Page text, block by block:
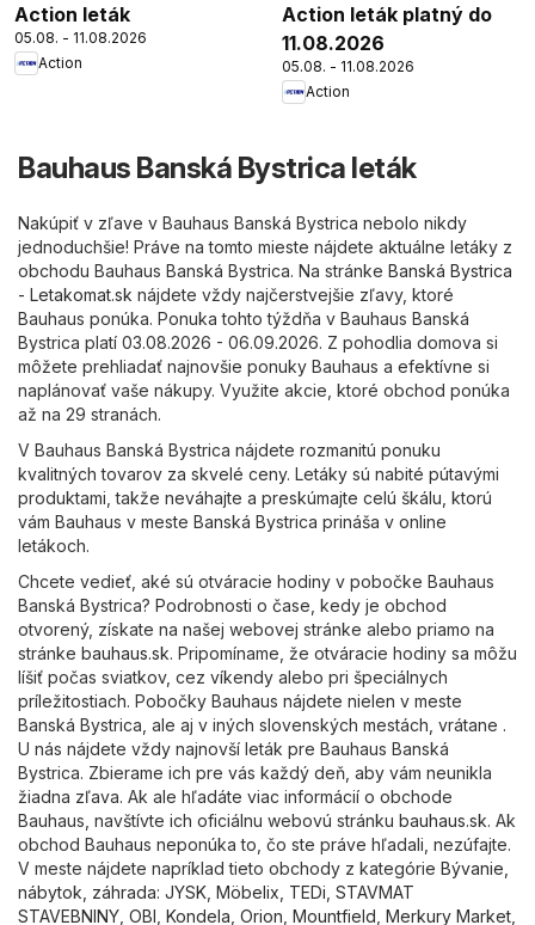
Action leták
05.08. - 11.08.2026
Action
Action leták platný do
11.08.2026
05.08. - 11.08.2026
Action
Bauhaus Banská Bystrica leták
Nakúpiť v zľave v Bauhaus Banská Bystrica nebolo nikdy
jednoduchšie! Práve na tomto mieste nájdete aktuálne letáky z
obchodu Bauhaus Banská Bystrica. Na stránke Banská Bystrica
- Letakomat.sk nájdete vždy najčerstvejšie zľavy, ktoré
Bauhaus ponúka. Ponuka tohto týždňa v Bauhaus Banská
Bystrica platí 03.08.2026 - 06.09.2026. Z pohodlia domova si
môžete prehliadať najnovšie ponuky Bauhaus a efektívne si
naplánovať vaše nákupy. Využite akcie, ktoré obchod ponúka
až na 29 stranách.
V Bauhaus Banská Bystrica nájdete rozmanitú ponuku
kvalitných tovarov za skvelé ceny. Letáky sú nabité pútavými
produktami, takže neváhajte a preskúmajte celú škálu, ktorú
vám Bauhaus v meste Banská Bystrica prináša v online
letákoch.
Chcete vedieť, aké sú otváracie hodiny v pobočke Bauhaus
Banská Bystrica? Podrobnosti o čase, kedy je obchod
otvorený, získate na našej webovej stránke alebo priamo na
stránke bauhaus.sk. Pripomíname, že otváracie hodiny sa môžu
líšiť počas sviatkov, cez víkendy alebo pri špeciálnych
príležitostiach. Pobočky Bauhaus nájdete nielen v meste
Banská Bystrica, ale aj v iných slovenských mestách, vrátane .
U nás nájdete vždy najnovší leták pre Bauhaus Banská
Bystrica. Zbierame ich pre vás každý deň, aby vám neunikla
žiadna zľava. Ak ale hľadáte viac informácií o obchode
Bauhaus, navštívte ich oficiálnu webovú stránku bauhaus.sk. Ak
obchod Bauhaus neponúka to, čo ste práve hľadali, nezúfajte.
V meste nájdete napríklad tieto obchody z kategórie Bývanie,
nábytok, záhrada: JYSK Möbelix TEDi STAVMAT
STAVEBNINY OBI Kondela Orion Mountfield Merkury Market